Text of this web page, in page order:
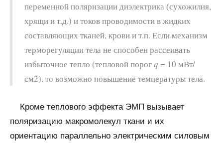
переменной поляризации диэлектрика (сухожилия,
хрящи и т.д.) и токов проводимости в жидких
составляющих тканей, крови и т.п. Если механизм
терморегуляции тела не способен рассеивать
избыточное тепло (тепловой порогq = 10 мВт/
см2), то возможно повышение температуры тела.
Кроме теплового эффекта ЭМП вызывает
поляризацию макромолекул ткани и их
ориентацию параллельно электрическим силовым